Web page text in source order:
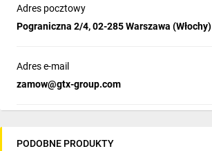
Adres pocztowy
Pograniczna 2/4, 02-285 Warszawa (Włochy)
Adres e-mail
zamow@gtx-group.com
PODOBNE PRODUKTY